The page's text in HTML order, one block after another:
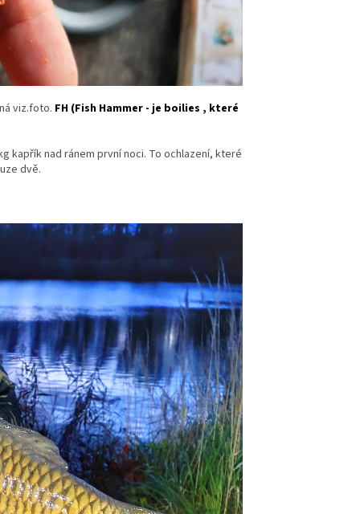
viz.foto. FH (Fish Hammer - je boilies , které
kapřík nad ránem první noci. To ochlazení, které
dvě.